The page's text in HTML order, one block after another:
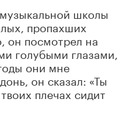
школы
пропахших
он посмотрел на
голубыми глазами,
они мне
он сказал: «Ты
плечах сидит